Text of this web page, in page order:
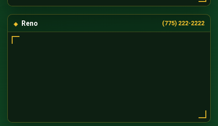
Reno (775) 222-2222